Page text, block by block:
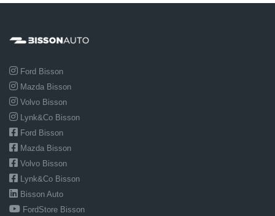
Ford Bisson
Mazda Bisson
Volvo Bisson
Lynk&Co Bisson
Ford Bisson
Mazda Bisson
Volvo Bisson
Lynk&Co Bisson
Bisson Auto
FordStore Bisson